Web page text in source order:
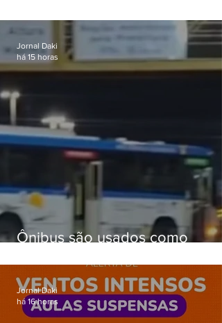
passagens
Ônibus são usados como
Gardênia Azul
Jornal Daki
há 15 horas
Jornal Daki
há 16 horas